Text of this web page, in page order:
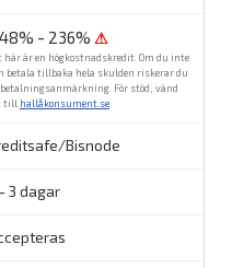
- 236% ⚠
här är en högkostnadskredit. Om du inte
betala tillbaka hela skulden riskerar du
För stöd, vänd
till hallåkonsument.se
Bisnode
3 dagar